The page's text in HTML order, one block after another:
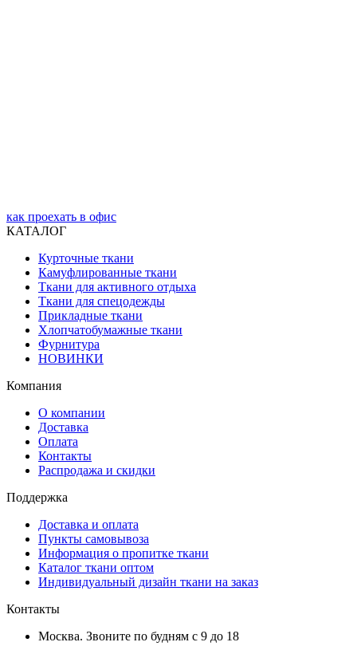
как проехать в офис
КАТАЛОГ
Курточные ткани
Камуфлированные ткани
Ткани для активного отдыха
Ткани для спецодежды
Прикладные ткани
Хлопчатобумажные ткани
Фурнитура
НОВИНКИ
Компания
О компании
Доставка
Оплата
Контакты
Распродажа и скидки
Поддержка
Доставка и оплата
Пункты самовывоза
Информация о пропитке ткани
Каталог ткани оптом
Индивидуальный дизайн ткани на заказ
Контакты
Москва. Звоните по будням с 9 до 18